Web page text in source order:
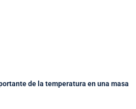
de la temperatura en una masa